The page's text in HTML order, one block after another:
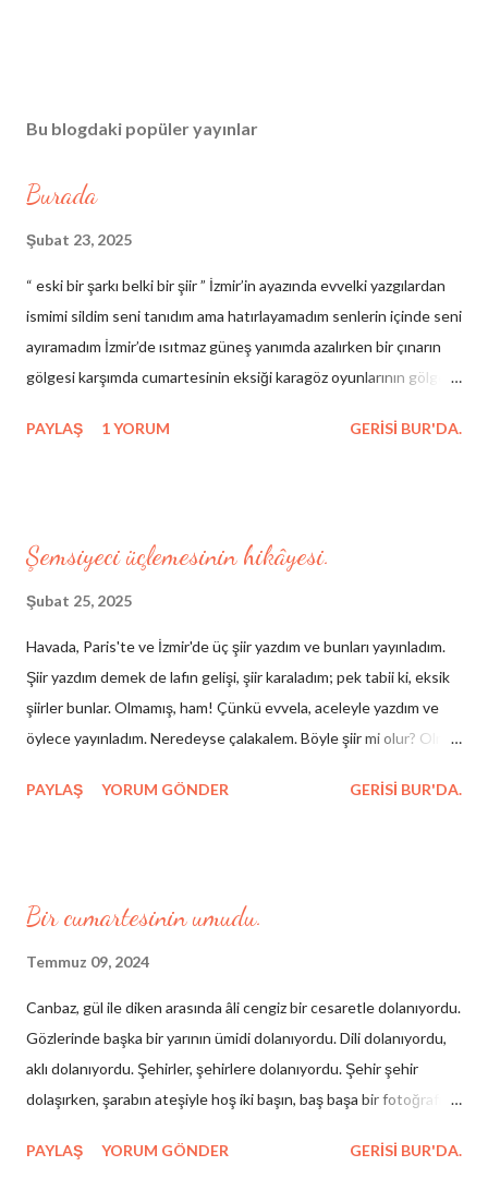
Bu blogdaki popüler yayınlar
Burada
Şubat 23, 2025
“ eski bir şarkı belki bir şiir ” İzmir’in ayazında evvelki yazgılardan
ismimi sildim seni tanıdım ama hatırlayamadım senlerin içinde seni
ayıramadım İzmir’de ısıtmaz güneş yanımda azalırken bir çınarın
gölgesi karşımda cumartesinin eksiği karagöz oyunlarının gölgesi
birinci yalnızlığımdan arda kalan yeni veliahtların masaya düşen
şimdiden şehla bakıyor gözlerin) İzmir şehrim işim resim yazmaktır
ve sakallarımı ben hatıralara inanmıyorum barikatlara ve dağlara
da amentüsü inkar olan o kadın sen miydin belma sebil miydi eski
birşey maalesef aklımda hergün hakikat şarkısının eksik notası
(Dün bir gün seni de gördü...
PAYLAŞ 1 YORUM GERISI BUR'DA.
Şemsiyeci üçlemesinin hikâyesi.
Şubat 25, 2025
Havada, Paris'te ve İzmir'de üç şiir yazdım ve bunları yayınladım.
Şiir yazdım demek de lafın gelişi, şiir karaladım; pek tabii ki, eksik
şiirler bunlar. Olmamış, ham! Çünkü evvela, aceleyle yazdım ve
öylece yayınladım. Neredeyse çalakalem. Böyle şiir mi olur? Olmaz
şiirlerin şairi ve makina imalatçısı " olarak tanımlıyorum. Yazdığım
şemsiyeci şiirleri diyorum bunlara. Hikâye meşhur; bir şemsiye
yapın, hep şemsiye yapın, sadece şemsiye yapın.” Ben de bu defa
bir sanayici olarak şiir yazmaya giriştim ve o hevesli şemsiyeciden
çok da farklı görmüyorum kendimi. Hem Aziz Nesin'in dehşetli
isabetin...
PAYLAŞ YORUM GÖNDER GERISI BUR'DA.
Bir cumartesinin umudu.
Temmuz 09, 2024
Canbaz, gül ile diken arasında âli cengiz bir cesaretle dolanıyordu.
Gözlerinde başka bir yarının ümidi dolanıyordu. Dili dolanıyordu,
aklı dolanıyordu. Şehirler, şehirlere dolanıyordu. Şehir şehir
dolaşırken, şarabın ateşiyle hoş iki başın, baş başa bir fotoğrafı
canbazın. Canbaza dikkatle bakanlar; onun gözlerinde çözülmeyi
PAYLAŞ YORUM GÖNDER GERISI BUR'DA.